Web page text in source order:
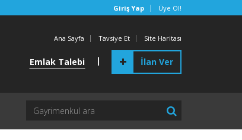
Giriş Yap Üye Ol!
Ana Sayfa Tavsiye Et Site Haritası
Emlak Talebi | İlan Ver